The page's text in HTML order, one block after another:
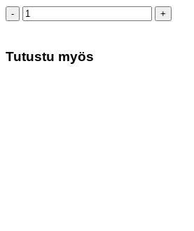
Kaarikansi
määrä
Tutustu myös